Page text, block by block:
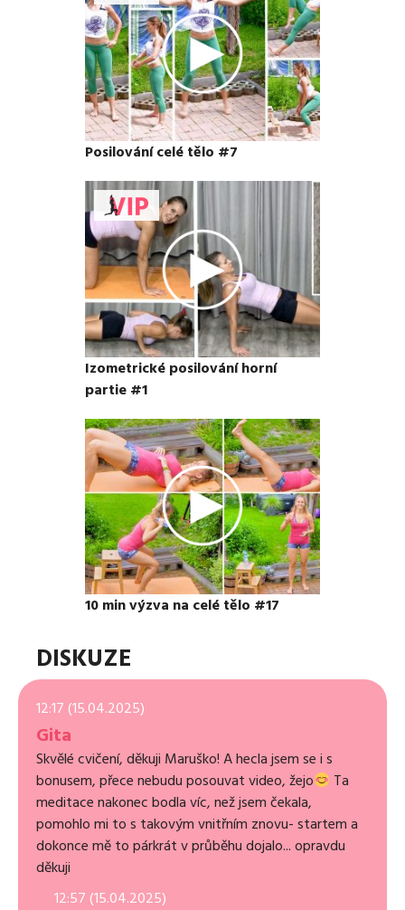
Posilování celé tělo #7
Izometrické posilování horní
partie #1
10 min výzva na celé tělo #17
DISKUZE
12:17 (15.04.2025)
Gita
Skvělé cvičení, děkuji Maruško! A hecla jsem se i s
bonusem, přece nebudu posouvat video, žejo
Ta
meditace nakonec bodla víc, než jsem čekala,
pomohlo mi to s takovým vnitřním znovu- startem a
dokonce mě to párkrát v průběhu dojalo... opravdu
děkuji
12:57 (15.04.2025)